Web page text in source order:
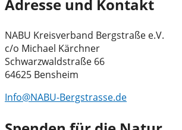
Adresse und Kontakt
NABU Kreisverband Bergstraße e.V.
c/o Michael Kärchner
Schwarzwaldstraße 66
64625 Bensheim
Info@NABU-Bergstrasse.de